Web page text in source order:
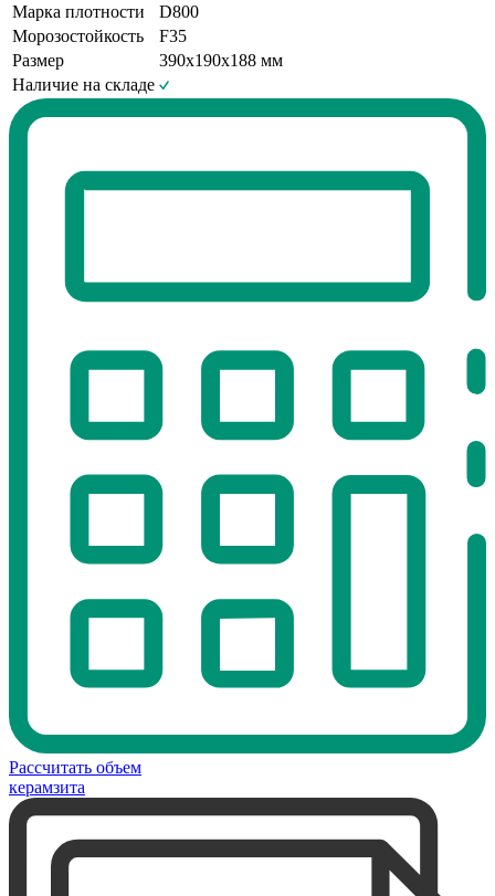
Марка плотности
D800
Морозостойкость
F35
Размер
390х190х188 мм
Наличие на складе
Рассчитать объем
керамзита